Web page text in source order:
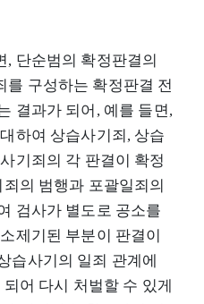
, 단순범의 확정판결의
를 구성하는 확정판결 전
결과가 되어, 예를 들면,
하여 상습사기죄, 상습
기죄의 각 판결이 확정
의 범행과 포괄일죄의
검사가 별도로 공소를
제기된 부분이 판결이
습사기의 일죄 관계에
어 다시 처벌할 수 있게